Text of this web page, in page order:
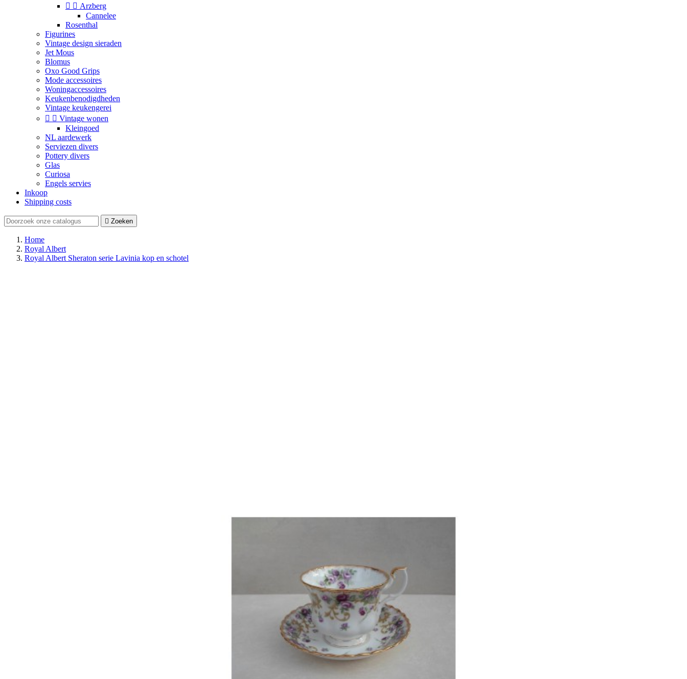
  Arzberg
Cannelee
Rosenthal
Figurines
Vintage design sieraden
Jet Mous
Blomus
Oxo Good Grips
Mode accessoires
Woningaccessoires
Keukenbenodigdheden
Vintage keukengerei
  Vintage wonen
Kleingoed
NL aardewerk
Serviezen divers
Pottery divers
Glas
Curiosa
Engels servies
Inkoop
Shipping costs
 Zoeken
Home
Royal Albert
Royal Albert Sheraton serie Lavinia kop en schotel